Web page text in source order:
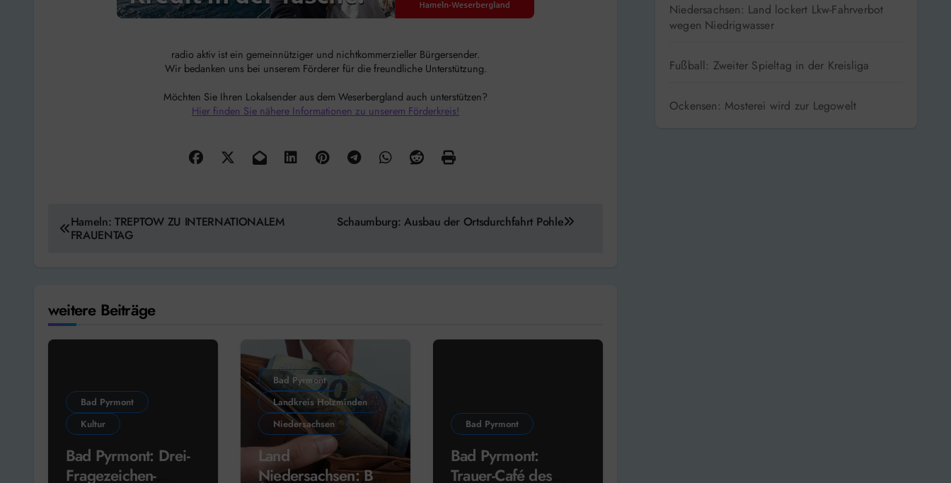
radio aktiv ist ein gemeinnütziger und nichtkommerzieller Bürgersender.
Wir bedanken uns bei unserem Förderer für die freundliche Unterstützung.
Möchten Sie Ihren Lokalsender aus dem Weserbergland auch unterstützen?
Hier finden Sie nähere Informationen zu unserem Förderkreis!
Beitragsnavigation
Hameln: TREPTOW ZU INTERNATIONALEM
FRAUENTAG
Schaumburg: Ausbau der Ortsdurchfahrt Pohle
weitere Beiträge
Bad Pyrmont
Kultur
Bad Pyrmont: Drei-
Fragezeichen-
Bad Pyrmont
Landkreis Holzminden
Niedersachsen
Land
Niedersachsen: Bad
Bad Pyrmont
Bad Pyrmont:
Trauer-Café des
Niedersachsen: Land lockert Lkw-Fahrverbot
wegen Niedrigwasser
Fußball: Zweiter Spieltag in der Kreisliga
Ockensen: Mosterei wird zur Legowelt